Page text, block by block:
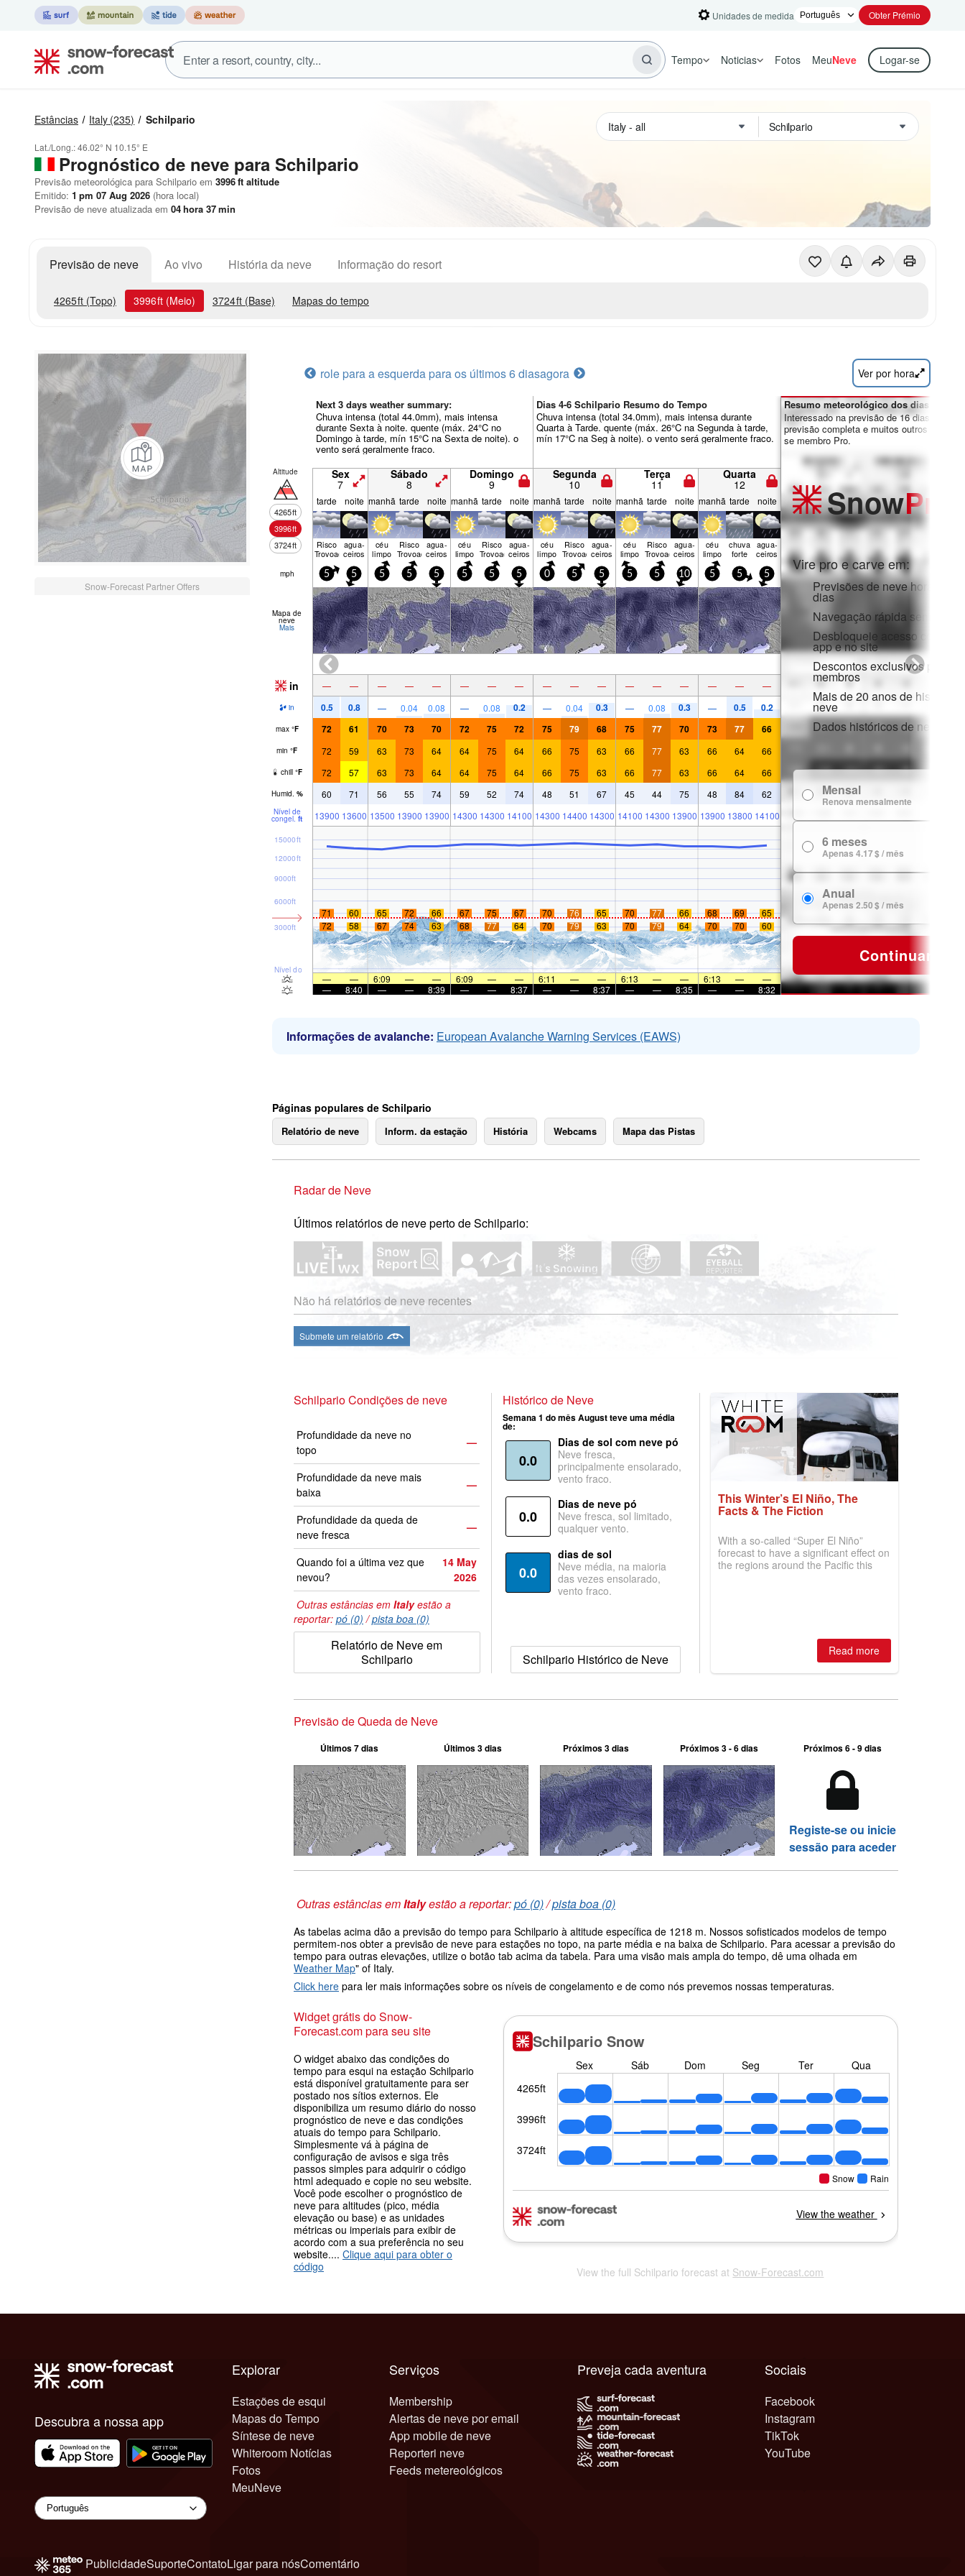
Unidades de medida Obter Prémio
Tempo Noticias Fotos MeuNeve Logar-se
Estâncias Italy (235) Schilpario
Lat./Long.:46.02° N 10.15° E
Prognóstico de neve para Schilpario
Previsão meteorológica para Schilpario em 3996ft altitude
Emitido: 1 pm 07 Aug 2026 (hora local)
Previsão de neve atualizada em 04hora 37min
Previsão de neve Ao vivo História da neve Informação do resort
4265ft (Topo) 3996ft (Meio) 3724ft (Base) Mapas do tempo
Snow-Forecast Partner Offers
role para a esquerda para os últimos 6 diasagora Ver por hora
Next 3 days weather summary:
Chuva intensa (total 44.0mm), mais intensa
durante Sexta à noite. quente (máx. 24°C no
Domingo à tarde, mín 15°C na Sexta de noite). o
vento será geralmente fraco.
Dias 4-6 Schilpario Resumo do Tempo
Chuva intensa (total 34.0mm), mais intensa durante
Quarta à Tarde. quente (máx. 26°C na Segunda à tarde,
mín 17°C na Seg à noite). o vento será geralmente fraco.
Altitude
4265ft
3996ft
3724ft
Sex
7
Sábado
8
Domingo
9
Segunda
10
Terça
11
Quarta
12
tarde noite manhã tarde noite manhã tarde noite manhã tarde noite manhã tarde noite manhã tarde noite
Risco
Trovoada
agua­
ceiros
céu
limpo
Risco
Trovoada
agua­
ceiros
céu
limpo
Risco
Trovoada
agua­
ceiros
céu
limpo
Risco
Trovoada
agua­
ceiros
céu
limpo
Risco
Trovoada
agua­
ceiros
céu
limpo
chuva
forte
agua­
ceiros
mph 5 5 5 5 5 5 5 5 0 5 5 5 5 10 5 5 5
Mapa de
neve
Mais
in — — — — — — — — — — — — — — — — —
in 0.5 0.8 — 0.04 0.08 — 0.08 0.2 — 0.04 0.3 — 0.08 0.3 — 0.5 0.2
max °F 72 61 70 73 70 72 75 72 75 79 68 75 77 70 73 77 66
min °F 72 59 63 73 64 64 75 64 66 75 63 66 77 63 66 64 66
chill °F 72 57 63 73 64 64 75 64 66 75 63 66 77 63 66 64 66
Humid. % 60 71 56 55 74 59 52 74 48 51 67 45 44 75 48 84 62
Nível de
congel. ft 13900 13600 13500 13900 13900 14300 14300 14100 14300 14400 14300 14100 14300 13900 13900 13800 14100
Nível do mar
3000ft
6000ft
9000ft
12000ft
15000ft
71 60 65 72 66 67 75 67 70 76 65 70 77 66 68 69
65
72
58 67 74 63 68 77 64 70 79 63 70 79 64 70 70 60
— — 6:09 — — 6:09 — — 6:11 — — 6:13 — — 6:13 —
—
—
8:40 — — 8:39 — — 8:37 — — 8:37 — — 8:35 — — 8:32
Resumo meteorológico dos dias 7-16:
Interessado na previsão de 16 dias?
previsão completa e muitos outros
se membro Pro.
SnowPro
Vire pro e carve em:
Previsões de neve horárias e
dias
Navegação rápida sem
Desbloqueie acesso
app e no site
Descontos exclusivos para
membros
Mais de 20 anos de histórico
neve
Dados históricos de neve
Mensal
Renova mensalmente
6 meses
Apenas 4.17 $ / mês
Anual
Apenas 2.50 $ / mês
Continuar
Informações de avalanche: European Avalanche Warning Services (EAWS)
Páginas populares de Schilpario
Relatório de neve Inform. da estação História Webcams Mapa das Pistas
Radar de Neve
Últimos relatórios de neve perto de Schilpario:
Não há relatórios de neve recentes
Submete um relatório
Schilpario Condições de neve
Profundidade da neve no
topo
—
Profundidade da neve mais
baixa
—
Profundidade da queda de
neve fresca
—
Quando foi a última vez que
nevou?
14 May
2026
Outras estâncias em Italyestão a
reportar: pó (0) /pista boa (0)
Relatório de Neve em
Schilpario
Histórico de Neve
Semana 1 do mês August teve uma média
de:
0.0
Dias de sol com neve pó
Neve fresca,
principalmente ensolarado,
vento fraco.
0.0
Dias de neve pó
Neve fresca, sol limitado,
qualquer vento.
0.0
dias de sol
Neve média, na maioria
das vezes ensolarado,
vento fraco.
Schilpario Histórico de Neve
This Winter’s El Niño, The
Facts & The Fiction
With a so-called “Super El Niño”
forecast to have a significant effect on
the regions around the Pacific this
Read more
Previsão de Queda de Neve
Últimos 7 dias Últimos 3 dias Próximos 3 dias Próximos 3 - 6 dias Próximos 6 - 9 dias
Registe-se ou inicie
sessão para aceder
Outras estâncias emItalyestão a reportar:pó (0)/pista boa (0)
As tabelas acima dão a previsão do tempo para Schilpario à altitude específica de 1218 m. Nossos sofisticados modelos de tempo
permitem-nos obter a previsão de neve para estações no topo, na parte média e na baixa de Schilpario. Para acessar a previsão do
tempo para outras elevações, utilize o botão tab acima da tabela. Para uma visão mais ampla do tempo, dê uma olhada em
Weather Map" of Italy.
Click here para ler mais informações sobre os níveis de congelamento e de como nós prevemos nossas temperaturas.
Widget grátis do Snow-
Forecast.com para seu site
O widget abaixo das condições do
tempo para esqui na estação Schilpario
está disponível gratuitamente para ser
postado nos sítios externos. Ele
disponibiliza um resumo diário do nosso
prognóstico de neve e das condições
atuais do tempo para Schilpario.
Simplesmente vá à página de
configuração de avisos e siga três
passos simples para adquirir o código
html adequado e copie no seu website.
Você pode escolher o prognóstico de
neve para altitudes (pico, média
elevação ou base) e as unidades
métricas ou imperiais para exibir de
acordo com a sua preferência no seu
website.... Clique aqui para obter o
código
View the full Schilpario forecast at Snow-Forecast.com
Descubra a nossa app
Explorar
Estações de esqui
Mapas do Tempo
Síntese de neve
Whiteroom Notícias
Fotos
MeuNeve
Serviços
Membership
Alertas de neve por email
App mobile de neve
Reporteri neve
Feeds metereológicos
Sociais
Facebook
Instagram
TikTok
YouTube
Preveja cada aventura
PublicidadeSuporteContatoLigar para nósComentário